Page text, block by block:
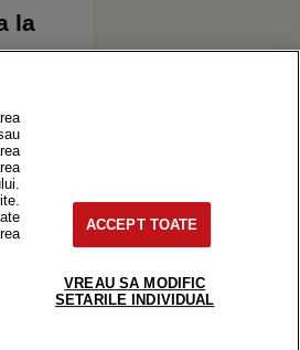
la
purtătoare de Drepturi de
ACCEPT TOATE
VREAU SA MODIFIC
SETARILE INDIVIDUAL